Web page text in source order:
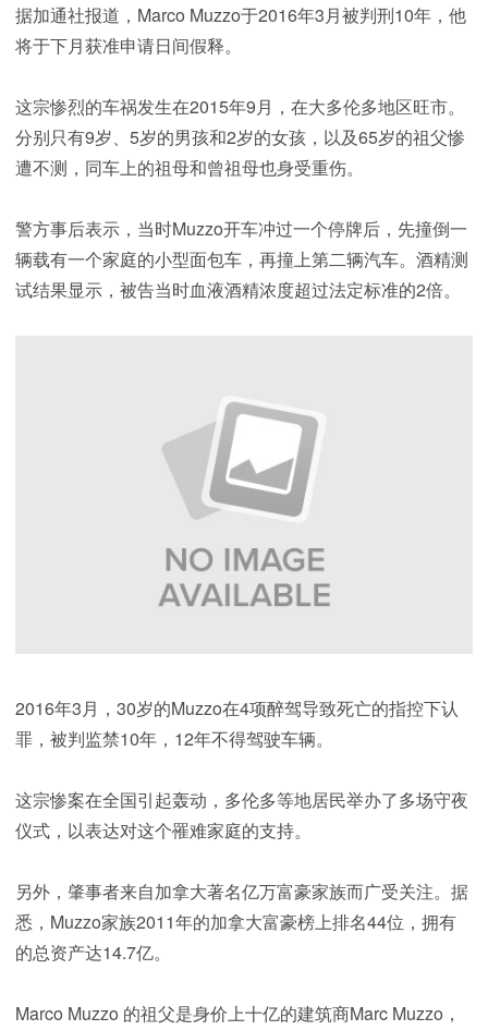
据加通社报道，Marco Muzzo于2016年3月被判刑10年，他
将于下月获准申请日间假释。
这宗惨烈的车祸发生在2015年9月，在大多伦多地区旺市。
分别只有9岁、5岁的男孩和2岁的女孩，以及65岁的祖父惨
遭不测，同车上的祖母和曾祖母也身受重伤。
警方事后表示，当时Muzzo开车冲过一个停牌后，先撞倒一
辆载有一个家庭的小型面包车，再撞上第二辆汽车。酒精测
试结果显示，被告当时血液酒精浓度超过法定标准的2倍。
2016年3月，30岁的Muzzo在4项醉驾导致死亡的指控下认
罪，被判监禁10年，12年不得驾驶车辆。
这宗惨案在全国引起轰动，多伦多等地居民举办了多场守夜
仪式，以表达对这个罹难家庭的支持。
另外，肇事者来自加拿大著名亿万富豪家族而广受关注。据
悉，Muzzo家族2011年的加拿大富豪榜上排名44位，拥有
的总资产达14.7亿。
Marco Muzzo 的祖父是身价上十亿的建筑商Marc Muzzo，